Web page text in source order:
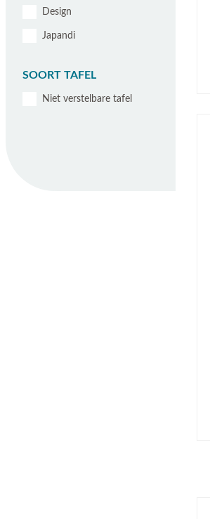
Design
Japandi
SOORT TAFEL
Niet verstelbare tafel